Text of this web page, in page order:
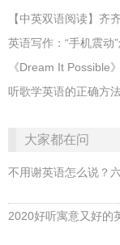
【中英双语阅读】齐
英语写作：“手机震动
《Dream It Possible》
听歌学英语的正确方
大家都在问
不用谢英语怎么说？
2020好听寓意又好的